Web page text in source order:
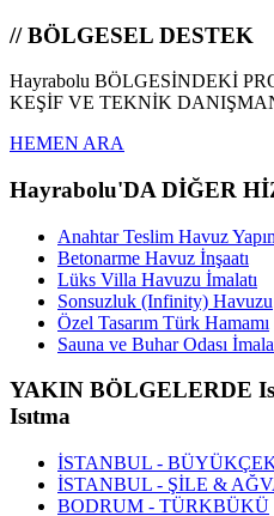
// BÖLGESEL DESTEK
Hayrabolu BÖLGESİNDEKİ
KEŞİF VE TEKNİK
HEMEN ARA
Hayrabolu'DA DİĞER
Anahtar Teslim Havuz
Betonarme Havuz İnşaatı
Lüks Villa Havuzu İmalatı
Sonsuzluk (Infinity) Havuzu
Özel Tasarım Türk Hamamı
Sauna ve Buhar Odası
YAKIN BÖLGELERDE
Isıtma
İSTANBUL -
İSTANBUL - ŞİLE &
BODRUM - TÜRKBÜKÜ